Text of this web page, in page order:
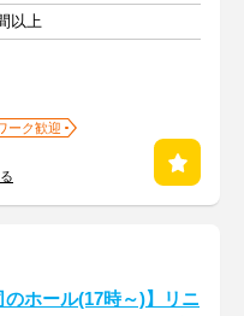
以上
ーク歓迎
のホール(17時～)】リニ